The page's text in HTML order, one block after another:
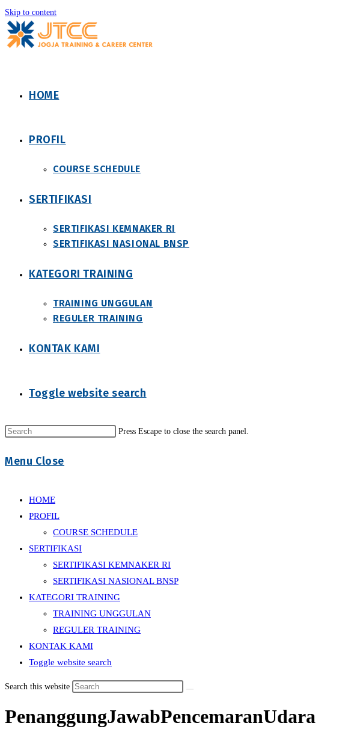
Skip to content
HOME
PROFIL
COURSE SCHEDULE
SERTIFIKASI
SERTIFIKASI KEMNAKER RI
SERTIFIKASI NASIONAL BNSP
KATEGORI TRAINING
TRAINING UNGGULAN
REGULER TRAINING
KONTAK KAMI
Toggle website search
Press Escape to close the search panel.
Menu Close
HOME
PROFIL
COURSE SCHEDULE
SERTIFIKASI
SERTIFIKASI KEMNAKER RI
SERTIFIKASI NASIONAL BNSP
KATEGORI TRAINING
TRAINING UNGGULAN
REGULER TRAINING
KONTAK KAMI
Toggle website search
Search this website
PenanggungJawabPencemaranUdara